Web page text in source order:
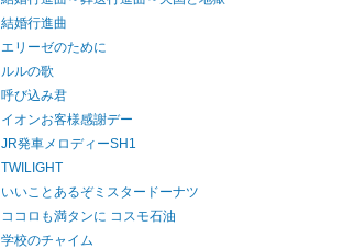
結婚行進曲
エリーゼのために
ルルの歌
呼び込み君
イオンお客様感謝デー
JR発車メロディーSH1
TWILIGHT
いいことあるぞミスタードーナツ
ココロも満タンに コスモ石油
学校のチャイム